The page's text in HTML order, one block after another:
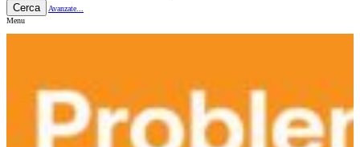
Cerca
Avanzate...
Menu